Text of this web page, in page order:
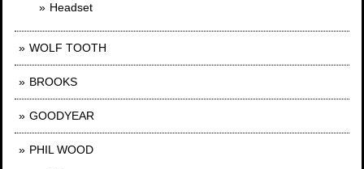
Headset
WOLF TOOTH
BROOKS
GOODYEAR
PHIL WOOD